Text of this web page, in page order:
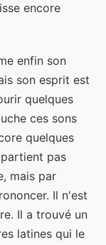
encore
enfin son
son esprit est
quelques
ces sons
quelques
pas
mais par
Il n'est
Il a trouvé un
latines qui le